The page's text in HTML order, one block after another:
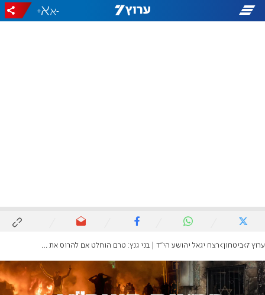
-
+
ערוץ 7 ביטחון רצח יגאל יהושע הי"ד | בני גנץ: טרם הוחלט אם להרוס את בתי המחבלים